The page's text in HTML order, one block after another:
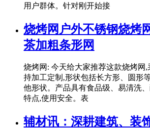
用户群体。针对刚开始接
烧烤网户外不锈钢烧烤
茶加粗条形网
烧烤网: 今天给大家推荐这款烧烤网
持加工定制,形状包括长方形、圆形
他形状。产品具有食品级、易清洗
特点,使用安全。表
辅材讯：深耕建筑、装